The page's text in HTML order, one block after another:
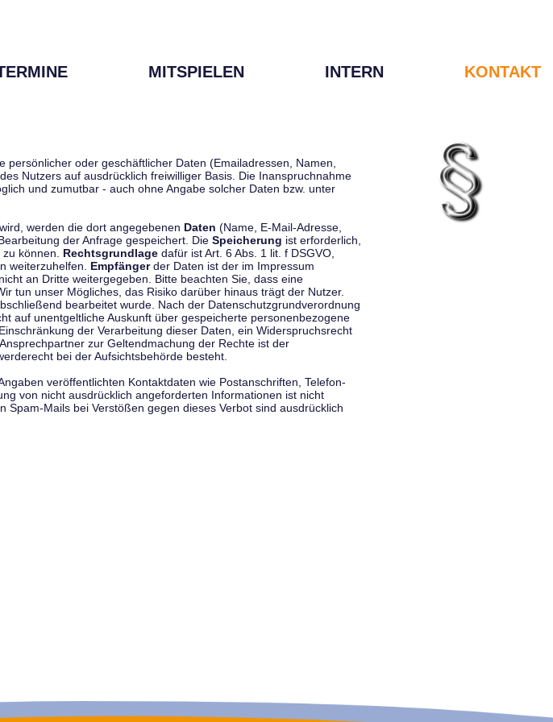
MITSPIELEN INTERN KONTAKT
oder geschäftlicher Daten (Emailadressen, Namen,
Nutzers auf ausdrücklich freiwilliger Basis. Die Inanspruchnahme
und zumutbar - auch ohne Angabe solcher Daten bzw. unter
werden die dort angegebenen Daten (Name, E-Mail-Adresse,
der Anfrage gespeichert. Die Speicherung ist erforderlich,
können. Rechtsgrundlage dafür ist Art. 6 Abs. 1 lit. f DSGVO,
weiterzuhelfen. Empfängerder Daten ist der im Impressum
an Dritte weitergegeben. Bitte beachten Sie, dass eine
tun unser Mögliches, das Risiko darüber hinaus trägt der Nutzer.
bearbeitet wurde. Nach der Datenschutzgrundverordnung
auf unentgeltliche Auskunft über gespeicherte personenbezogene
der Verarbeitung dieser Daten, ein Widerspruchsrecht
zur Geltendmachung der Rechte ist der
bei der Aufsichtsbehörde besteht.
veröffentlichten Kontaktdaten wie Postanschriften, Telefon-
von nicht ausdrücklich angeforderten Informationen ist nicht
Mails bei Verstößen gegen dieses Verbot sind ausdrücklich